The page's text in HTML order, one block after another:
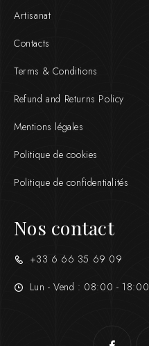
Artisanat
Contacts
Terms & Conditions
Refund and Returns Policy
Mentions légales
Politique de cookies
Politique de confidentialités
Nos contact
+33 6 66 35 69 09
Lun - Vend : 08:00 - 18:00